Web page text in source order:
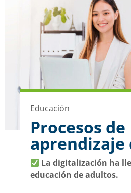
Educación
Procesos de
aprendizaje
La digitalización ha
educación de adultos.